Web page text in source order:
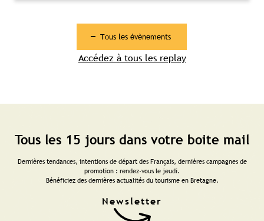
Tous les évènements
Accédez à tous les replay
Tous les 15 jours dans votre boite mail
Dernières tendances, intentions de départ des Français, dernières campagnes de
promotion : rendez-vous le jeudi.
Bénéficiez des dernières actualités du tourisme en Bretagne.